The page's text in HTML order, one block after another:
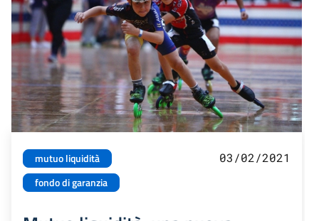
mutuo liquidità
fondo di garanzia
03/02/2021